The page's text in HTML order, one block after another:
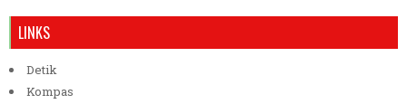
LINKS
Detik
Kompas